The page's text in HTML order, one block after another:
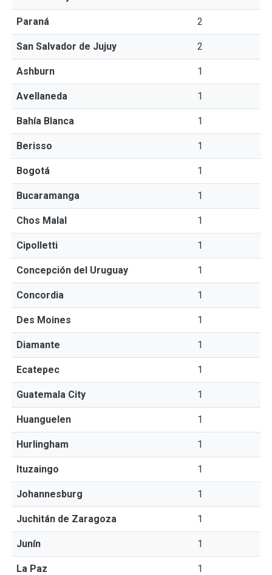
Paraná 2
San Salvador de Jujuy 2
Ashburn 1
Avellaneda 1
Bahía Blanca 1
Berisso 1
Bogotá 1
Bucaramanga 1
Chos Malal 1
Cipolletti 1
Concepción del Uruguay 1
Concordia 1
Des Moines 1
Diamante 1
Ecatepec 1
Guatemala City 1
Huanguelen 1
Hurlingham 1
Ituzaingo 1
Johannesburg 1
Juchitán de Zaragoza 1
Junín 1
La Paz 1